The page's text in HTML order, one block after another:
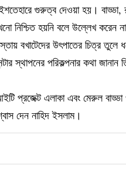
গুরুত্ব দেওয়া হয়। বাড্ডা,
নিশ্চিত হয়নি বলে উল্লেখ করেন
বখাটেদের উৎপাতের চিত্র তুলে
স্থাপনের পরিকল্পনার কথা জানান
প্রজেক্ট এলাকা এবং মেরুল
দেন নাহিদ ইসলাম।